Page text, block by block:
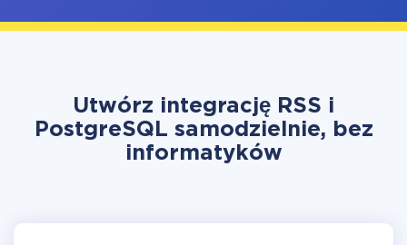
Utwórz integrację RSS i
PostgreSQL samodzielnie, bez
informatyków